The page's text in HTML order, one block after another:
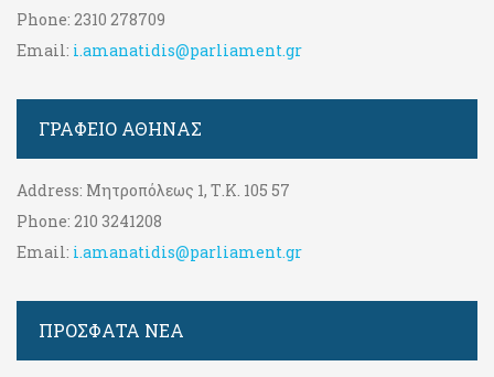
Phone: 2310 278709
Email: i.amanatidis@parliament.gr
ΓΡΑΦΕΊΟ ΑΘΉΝΑΣ
Address: Μητροπόλεως 1, Τ.Κ. 105 57
Phone: 210 3241208
Email: i.amanatidis@parliament.gr
ΠΡΟΣΦΑΤΑ ΝΕΑ